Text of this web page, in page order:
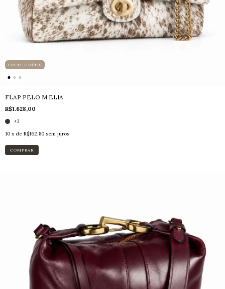
FRETE GRÁTIS
FLAP PELO M ELIA
R$1.628,00
+3
10 x de R$162,80 sem juros
COMPRAR